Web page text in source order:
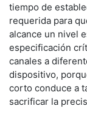
tiempo de
requerida para
alcance un nivel
especificación
canales a
dispositivo,
corto conduce a
sacrificar la